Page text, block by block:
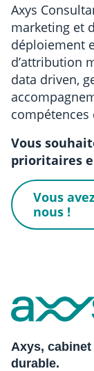
Axys
marketing et
déploiement
d’attribution
data driven,
compétences
Vous
prioritaires
Vous
nous !
Axys,
durable.